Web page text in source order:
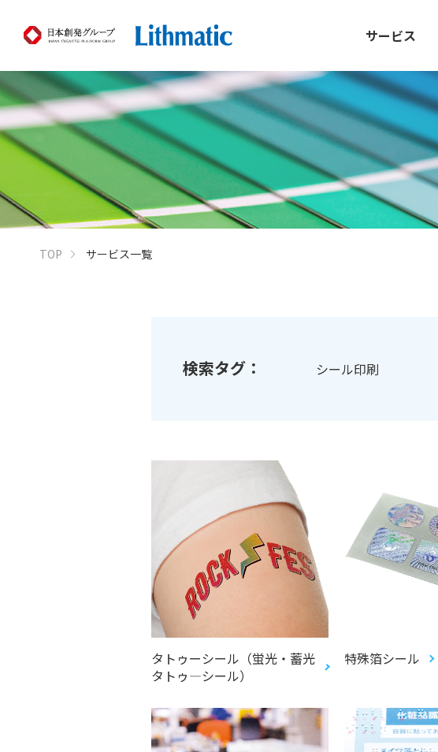
サービス
TOP サービス一覧
検索タグ： シール印刷
タトゥーシール（蛍光・蓄光
タトゥ―シール）
特殊箔シール